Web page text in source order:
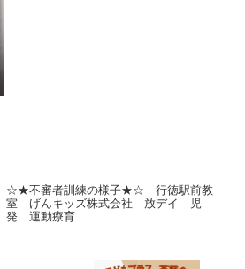
☆★不審者訓練の様子★☆ 行徳駅前教
室 げんキッズ株式会社 放デイ 児
発 運動療育